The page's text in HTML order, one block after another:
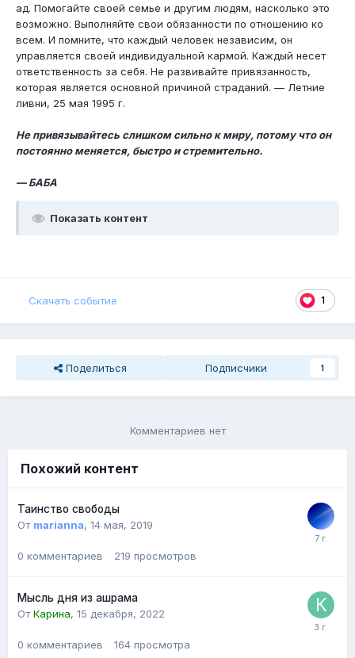
ад. Помогайте своей семье и другим людям, насколько это
возможно. Выполняйте свои обязанности по отношению ко
всем. И помните, что каждый человек независим, он
управляется своей индивидуальной кармой. Каждый несет
ответственность за себя. Не развивайте привязанность,
которая является основной причиной страданий. — Летние
ливни, 25 мая 1995 г.
Не привязывайтесь слишком сильно к миру, потому что он
постоянно меняется, быстро и стремительно.
— БАБА
Показать контент
1
Скачать событие
Поделиться Подписчики 1
Комментариев нет
Похожий контент
Таинство свободы
От marianna, 14 мая, 2019
0 комментариев 219 просмотров
Мысль дня из ашрама
ОтКарина, 15 декабря, 2022
0 комментариев 164 просмотра